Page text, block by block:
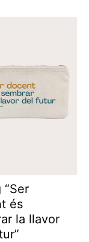
“Ser
és
la llavor